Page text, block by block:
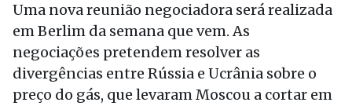
Uma nova reunião negociadora será realizada
em Berlim da semana que vem. As
negociações pretendem resolver as
divergências entre Rússia e Ucrânia sobre o
preço do gás, que levaram Moscou a cortar em